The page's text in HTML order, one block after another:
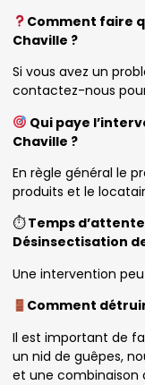
Comment faire
Chaville ?
Si vous avez un
contactez-nous
Qui paye
Chaville ?
En règle général le
produits et le
⏱Temps
Désinsectisation
Une intervention
Comment
Il est important de
un nid de guêpes,
et une combinaison